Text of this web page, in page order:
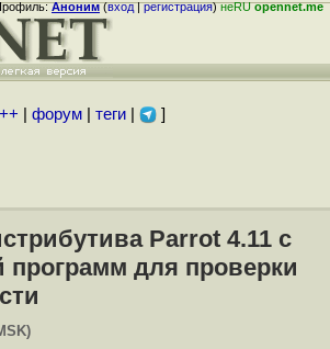
Аноним(вход|регистрация)неRUopennet.me
форум| теги| ]
Parrot 4.11 с
программ для проверки